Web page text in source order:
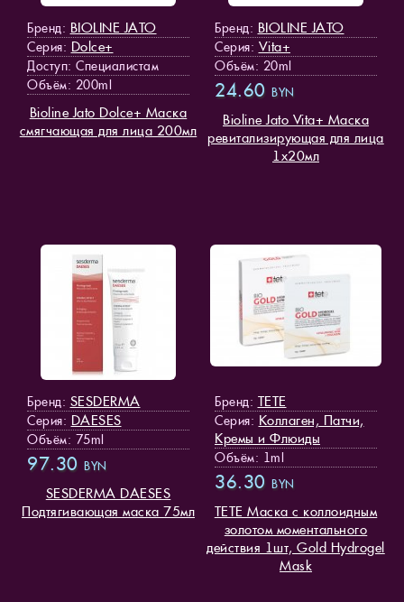
Бренд: BIOLINE JATO
Серия: Dolce+
Доступ: Специалистам
Объём: 200ml
Bioline Jato Dolce+ Маска
смягчающая для лица 200мл
Бренд: BIOLINE JATO
Серия: Vita+
Объём: 20ml
24.60 BYN
Bioline Jato Vita+ Маска
ревитализирующая для лица
1х20мл
Бренд: SESDERMA
Серия: DAESES
Объём: 75ml
97.30 BYN
SESDERMA DAESES
Подтягивающая маска 75мл
Бренд: TETE
Серия: Коллаген, Патчи,
Кремы и Флюиды
Объём: 1ml
36.30 BYN
TETE Маска с коллоидным
золотом моментального
действия 1шт, Gold Hydrogel
Mask